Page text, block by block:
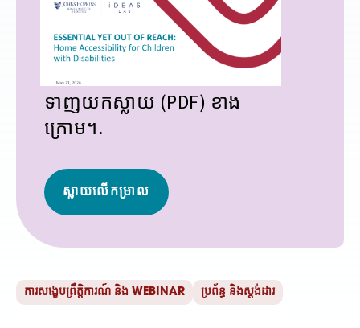
ទាញយកស្លាយ (PDF) ខាង
ក្រោម។.
ស្លាយ​លើ​កម្រាល
ការសង្ខេបព្រឹត្តិការណ៍ និង WEBINAR ប្រព័ន្ធ និងស្តង់ដារ